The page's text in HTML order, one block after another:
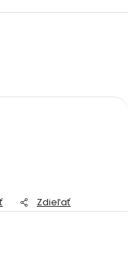
poriadok
Zdieľať